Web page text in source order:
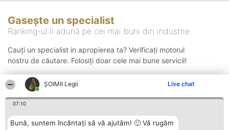
ȘOIMII Legii Live chat
07:10
Bună, suntem încântați să vă ajutăm! 🙂 Vă rugăm
Gasește un specialist
Ranking-ul îi adună pe cei mai buni din industrie
Cauți un specialist in apropierea ta? Verificați motorul
nostru de căutare. Folosiți doar cele mai bune servicii!